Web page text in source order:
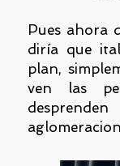
Pues ahora
diría que
plan,
ven las